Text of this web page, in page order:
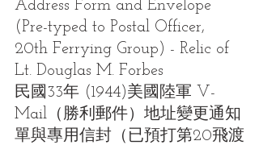
Address Form and Envelope
(Pre-typed to Postal Officer,
20th Ferrying Group) - Relic of
Lt. Douglas M. Forbes
民國33年 (1944)美國陸軍 V-
Mail（勝利郵件）地址變更通知
單與專用信封（已預打第20飛渡